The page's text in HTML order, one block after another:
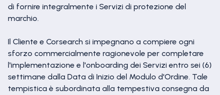
di fornire integralmente i Servizi di protezione del
marchio.
Il Cliente e Corsearch si impegnano a compiere ogni
sforzo commercialmente ragionevole per completare
l'implementazione e l'onboarding dei Servizi entro sei (6)
settimane dalla Data di Inizio del Modulo d'Ordine. Tale
tempistica è subordinata alla tempestiva consegna da